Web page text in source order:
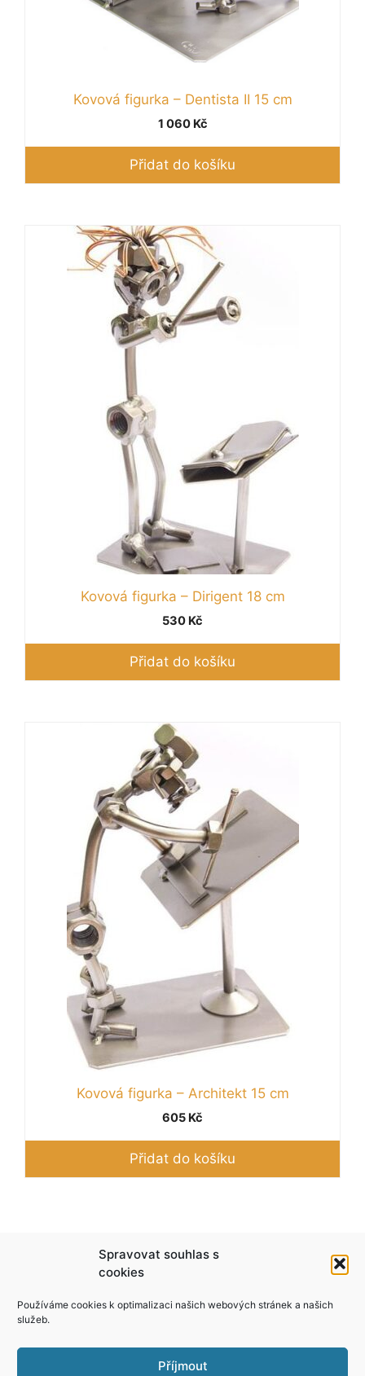
Spravovat souhlas s
cookies
Používáme cookies k optimalizaci našich webových stránek a našich
služeb.
Příjmout
Kovová figurka – Dentista II 15 cm
1 060 Kč
Přidat do košíku
Kovová figurka – Dirigent 18 cm
530 Kč
Přidat do košíku
Kovová figurka – Architekt 15 cm
605 Kč
Přidat do košíku
Podle zákona o evidenci tržeb je prodávající
povinen vystavit kupujícímu účtenku. Zároveň je
daně online; v případě technického výpadku pak